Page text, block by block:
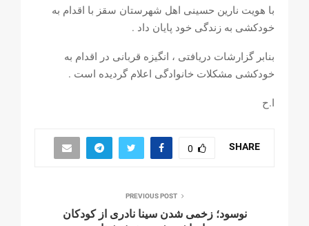
با هویت نارین حسینی اهل شهرستان سقز با اقدام به
خودکشی به زندگی خود پایان داد .
بنابر گزارشات دریافتی ، انگیزه قربانی در اقدام به
خودکشی مشکلات خانوادگی اعلام گردیده است .
ا.ح
SHARE
0
PREVIOUS POST
نوسود؛ زخمی شدن سینا نادری از کودکان